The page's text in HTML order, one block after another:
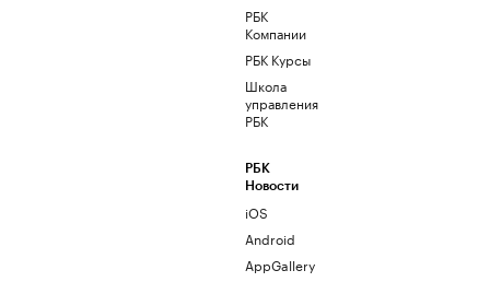
РБК
Компании
РБК Курсы
Школа
управления
РБК
РБК
Новости
iOS
Android
AppGallery